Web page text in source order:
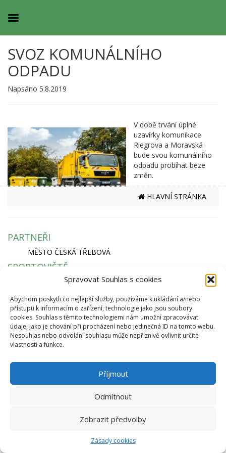
Spravovat Souhlas s cookies
Abychom poskytli co nejlepší služby, používáme k ukládání a/nebo
přístupu k informacím o zařízení, technologie jako jsou soubory
cookies. Souhlas s těmito technologiemi nám umožní zpracovávat
údaje, jako je chování při procházení nebo jedinečná ID na tomto webu.
Nesouhlas nebo odvolání souhlasu může nepříznivě ovlivnit určité
vlastnosti a funkce.
Příjmout
Odmítnout
Zobrazit předvolby
Zásady cookies
SVOZ KOMUNÁLNÍHO
ODPADU
Napsáno 5.8.2019
V době trvání úplné
uzavírky komunikace
Riegrova a Moravská
bude svou komunálního
odpadu probíhat beze
změn.
HLAVNÍ STRÁNKA
PARTNEŘI
MĚSTO ČESKÁ TŘEBOVÁ
SPORTOVIŠTĚ
KRYTÝ PLAVECKÝ BAZÉN
ZIMNÍ STADION NA SKALCE
RYCHLÁ NAVIGACE
EKO BI S.R.O.
SEMANÍNSKÁ 2050
IČ: 64827500
© 2026 Eko Bi, s.r.o. |